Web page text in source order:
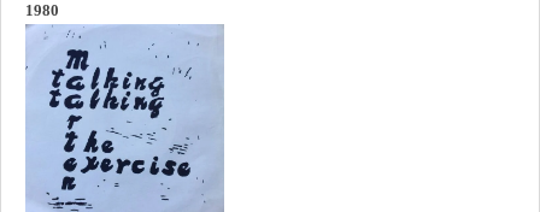
1980